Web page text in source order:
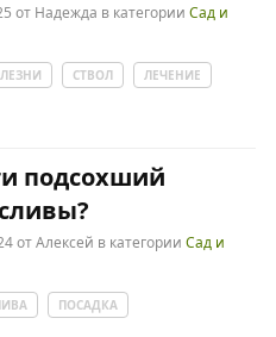
от Надежда в категории Сад и
СТВОЛ
ЛЕЧЕНИЕ
подсохший
отАлексей в категории Сад и
ПОСАДКА